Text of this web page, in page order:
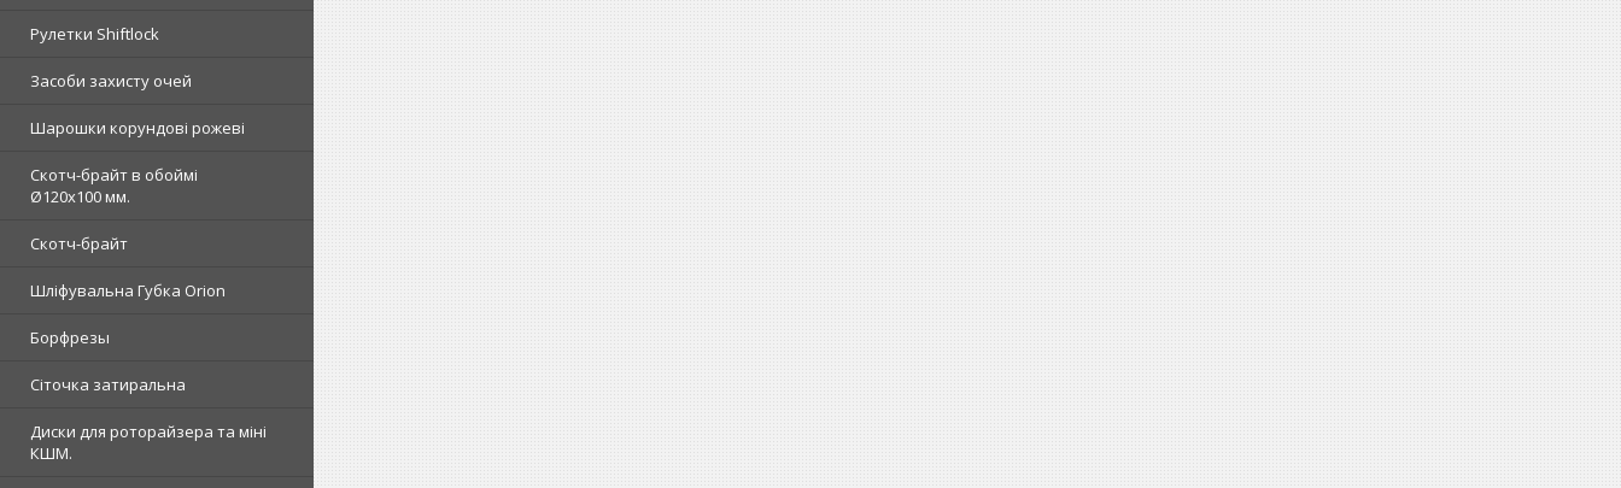
Рулетки Shiftlock
Засоби захисту очей
Шарошки корундові рожеві
Скотч-брайт в обоймі
Ø120х100 мм.
Скотч-брайт
Шліфувальна Губка Orion
Борфрезы
Сіточка затиральна
Диски для роторайзера та міні
КШМ.